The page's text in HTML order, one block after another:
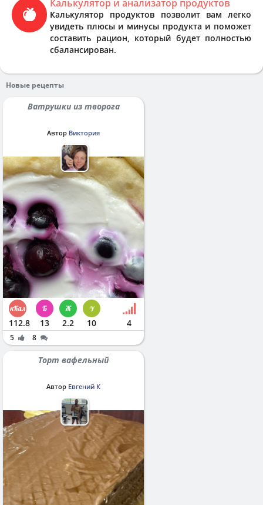
Калькулятор и анализатор продуктов
Калькулятор продуктов позволит вам легко
увидеть плюсы и минусы продукта и поможет
составить рацион, который будет полностью
сбалансирован.
Новые рецепты
Ватрушки из творога
Автор Виктория
112.8 13 2.2 10 4
5 8
Торт вафельный
Автор Евгений К